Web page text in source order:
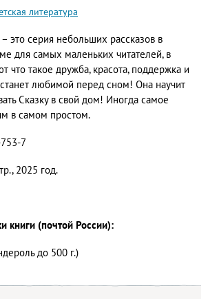
литература
это серия небольших рассказов в
для самых маленьких читателей, в
что такое дружба, красота, поддержка и
любимой перед сном! Она научит
Сказку в свой дом! Иногда самое
в самом простом.
7
2025 год.
книги (почтой России):
до 500 г.)